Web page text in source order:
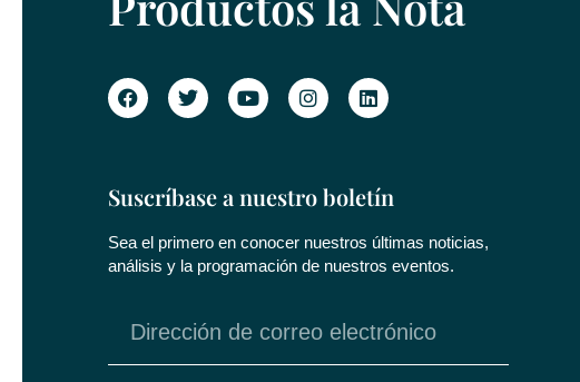
Suscríbase a nuestro boletín
Sea el primero en conocer nuestros últimas noticias,
análisis y la programación de nuestros eventos.